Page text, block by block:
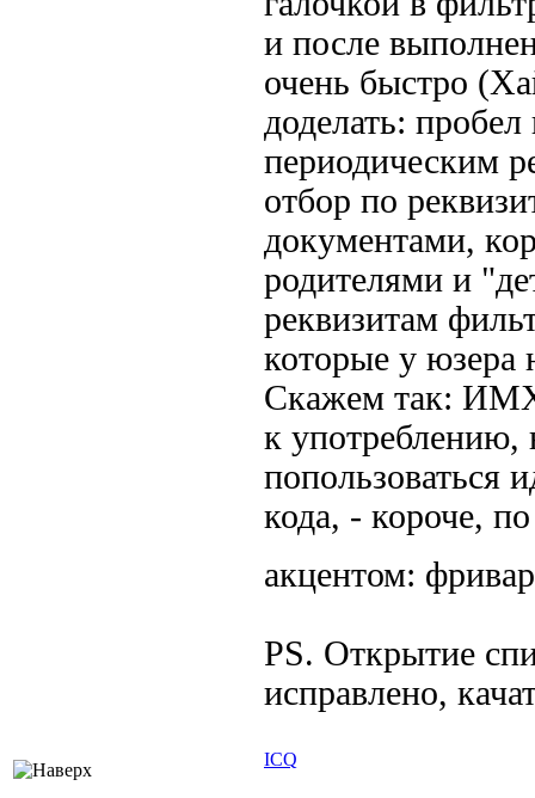
и после
очень быстро
доделать:
периодическим
отбор по
документами,
родителями и
реквизитам
которые у юзера
Скажем так:
к употреблению,
попользоваться
кода, - короче,
акцентом:
PS. Открытие
исправлено,
ICQ